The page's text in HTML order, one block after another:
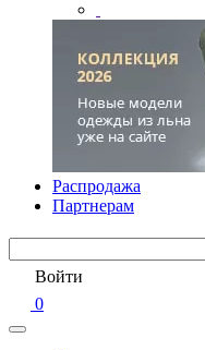
Распродажа
Партнерам
Войти
0